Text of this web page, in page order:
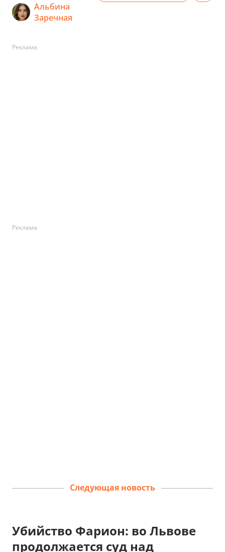
Альбина
Заречная
Реклама
Реклама
Следующая новость
Убийство Фарион: во Львове
продолжается суд над